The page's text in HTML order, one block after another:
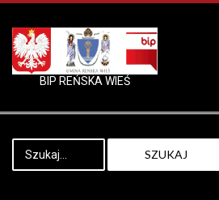
BIP REŃSKA WIEŚ
SZUKAJ